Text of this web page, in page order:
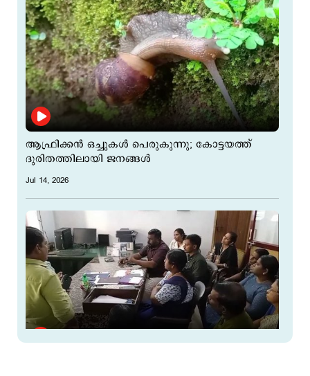
ആഫ്രിക്കൻ ഒച്ചുകൾ പെരുകുന്നു; കോട്ടയത്ത്
ദുരിതത്തിലായി ജനങ്ങൾ
Jul 14, 2026